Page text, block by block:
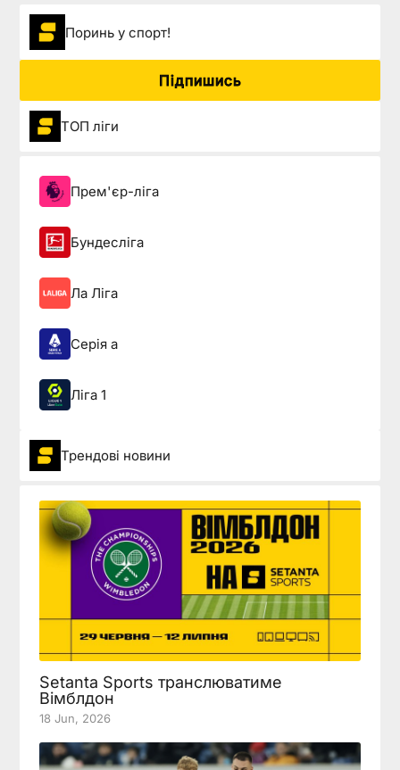
Поринь у спорт!
Підпишись
ТОП ліги
Прем'єр-ліга
Бундесліга
Ла Ліга
Серія а
Ліга 1
Трендові новини
Setanta Sports транслюватиме
Вімблдон
18 Jun, 2026